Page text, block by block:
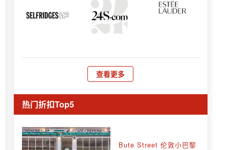
查看更多
热门折扣Top5
Bute Street 伦敦小巴黎